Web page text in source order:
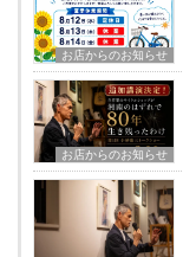
お店からのお知らせ
お店からのお知らせ